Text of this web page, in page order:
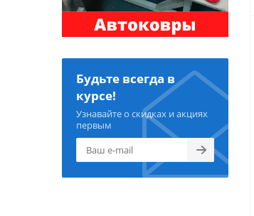
Будьте всегда в
курсе!
Узнавайте о скидках и акциях
первым